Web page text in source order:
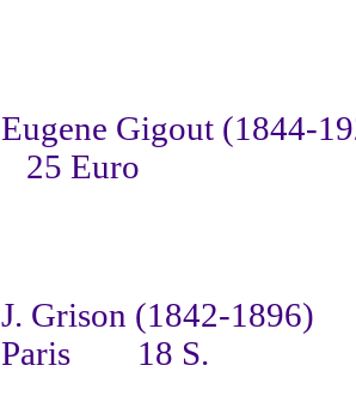
Eugene Gigout (1844-
25 Euro
J. Grison (1842-1896)
Paris
18 S.